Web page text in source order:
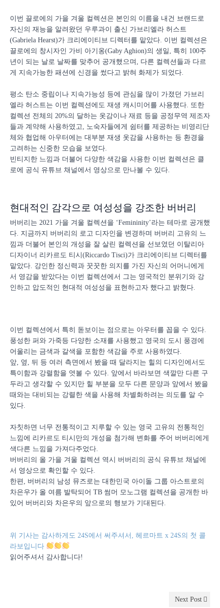
이번 끌로에의 가을 겨울 컬렉션은 본인의 이름을 내건 브랜드로
자신의 재능을 알려왔던 우루과이 출신 가브리엘라 허스트
(Gabriela Hearst)가 크리에이티브 디렉터를 맡았다. 이번 컬렉션은
끌로에의 창시자인 가비 아기옹(Gaby Aghion)의 생일, 특히 100주
년이 되는 날로 날짜를 맞추어 공개했으며, 다른 컬렉션들과 다르
게 지속가능한 패션에 신경을 썼다고 밝혀 화제가 되었다.
평소 탄소 중립이나 지속가능성 등에 관심을 많이 가졌던 가브리
엘라 허스트는 이번 컬렉션에도 재생 캐시미어를 사용했다. 또한
컬렉션 전체의 20%의 달하는 옷감이나 재료 등을 공정무역 제조자
들과 계약해 사용하였고, 노숙자들에게 쉼터를 제공하는 비영리단
체와 협업해 아우터에는 대부분 재생 옷감을 사용하는 등 환경을
고려하는 신중한 모습을 보였다.
빈티지한 느낌과 더불어 다양한 색감을 사용한 이번 컬렉션은 클
로에 공식 유튜브 채널에서 영상으로 만나볼 수 있다.
현대적인 감각으로 여성성을 강조한 버버리
버버리는 2021 가을 겨울 컬렉션을 ‘Femininity’라는 테마로 공개했
다. 지금까지 버버리의 로고 디자인을 변경하며 버버리 고유의 느
낌과 더불어 본인의 개성을 잘 살린 컬렉션을 선보였던 이탈리아
디자이너 리카르도 티시(Riccardo Tisci)가 크리에이티브 디렉터를
맡았다. 강인한 정신력과 꿋꿋한 의지를 가진 자신의 어머니에게
서 영감을 받았다는 이번 컬렉션에서 그는 영국적인 분위기와 강
인하고 압도적인 현대적 여성성을 표현하고자 했다고 밝혔다.
이번 컬렉션에서 특히 돋보이는 점으로는 아우터를 꼽을 수 있다.
풍성한 퍼와 가죽등 다양한 소재를 사용했고 영국의 도시 풍경에
어울리는 금색과 갈색을 포함한 색감을 주로 사용하였다.
앞, 옆, 뒤 등 여러 측면에서 봤을 때 달라지는 힐의 디자인에서도
특이함과 강렬함을 엿볼 수 있다. 앞에서 바라보면 색깔만 다른 구
두라고 생각할 수 있지만 힐 부분을 모두 다른 문양과 앞에서 봤을
때와는 대비되는 강렬한 색을 사용해 차별화하려는 의도를 알 수
있다.
자칫하면 너무 전통적이고 지루할 수 있는 영국 고유의 전통적인
느낌에 리카르도 티시만의 개성을 첨가해 변화를 주어 버버리에게
색다른 느낌을 가져다주었다.
버버리의 올 가을 겨울 컬렉션 역시 버버리의 공식 유튜브 채널에
서 영상으로 확인할 수 있다.
한편, 버버리의 남성 뮤즈로는 대한민국 아이돌 그룹 아스트로의
차은우가 올 여름 발탁되어 TB 썸머 모노그램 컬렉션을 공개한 바
있어 버버리와 차은우의 앞으로의 행보가 기대된다.
위 기사는 감사하게도 24S에서 써주셔서, 헤르마트 x 24S의 첫 콜
라보입니다
읽어주셔서 감사합니다!
Next Post